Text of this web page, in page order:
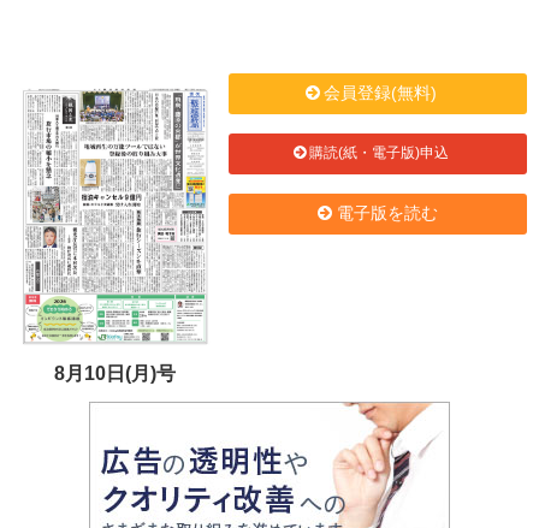
8月10日(月)号
会員登録(無料)
購読(紙・電子版)申込
電子版を読む